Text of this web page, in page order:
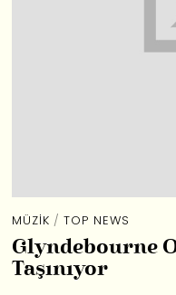
MÜZIK / TOP NEWS
Glyndebourne
Taşınıyor